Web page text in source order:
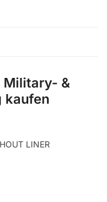
Military- &
kaufen
LINER